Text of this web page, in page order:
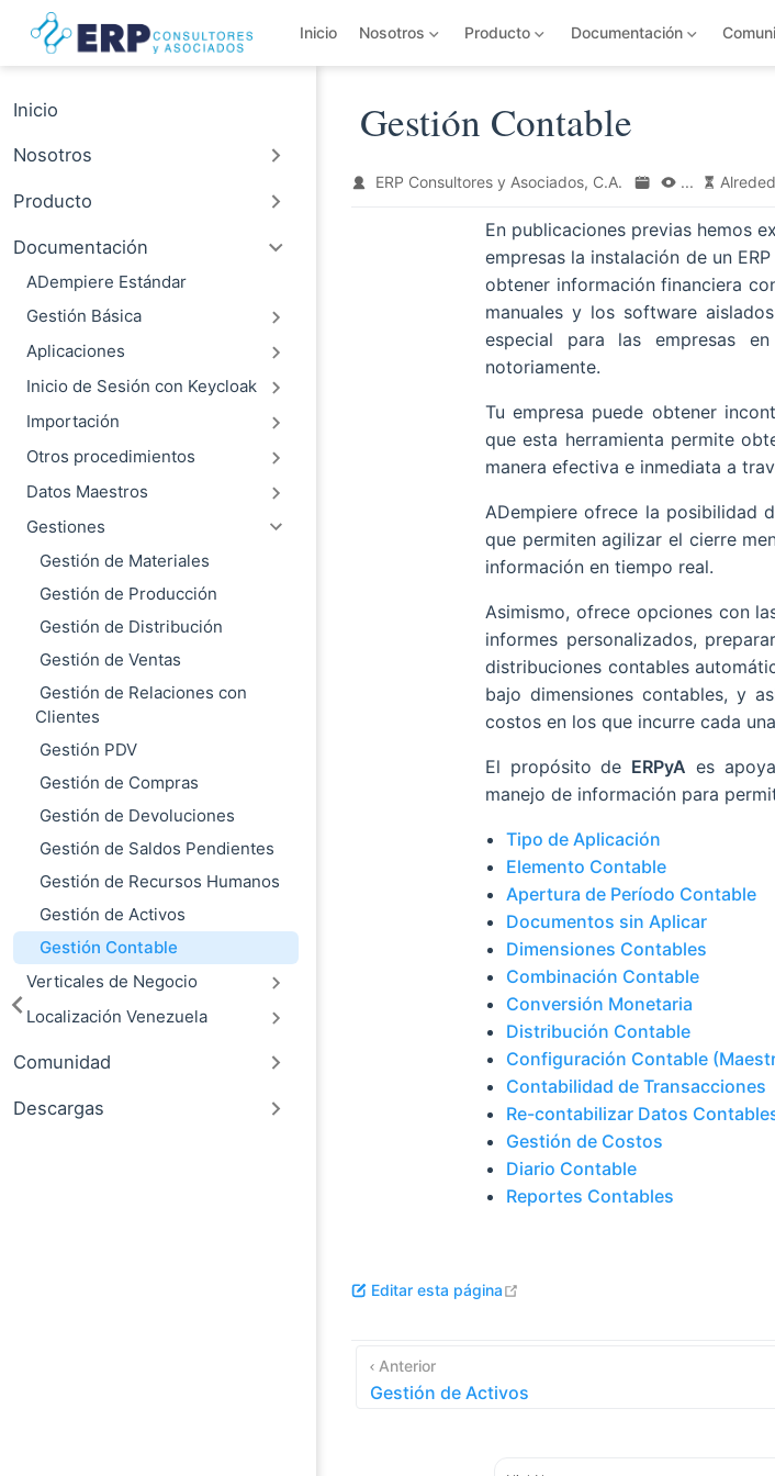
Saltar al contenido principal
Inicio
Nosotros Producto Documentación
Inicio
Nosotros
Producto
Documentación
ADempiere Estándar
Gestión Básica
Aplicaciones
Inicio de Sesión con Keycloak
Importación
Otros procedimientos
Datos Maestros
Gestiones
Gestión de Materiales
Gestión de Producción
Gestión de Distribución
Gestión de Ventas
Gestión de Relaciones con
Clientes
Gestión PDV
Gestión de Compras
Gestión de Devoluciones
Gestión de Saldos Pendientes
Gestión de Recursos Humanos
Gestión de Activos
Gestión Contable
Verticales de Negocio
Localización Venezuela
Comunidad
Descargas
Gestión Contable
ERP Consultores y Asociados, C.A. ...
En publicaciones previas hemos
empresas la instalación de un
obtener información financiera
manuales y los software
especial para las empresas
notoriamente.
Tu empresa puede obtener
que esta herramienta permite
manera efectiva e inmediata a
ADempiere ofrece la posibilidad
que permiten agilizar el cierre
información en tiempo real.
Asimismo, ofrece opciones con
informes personalizados,
distribuciones contables
bajo dimensiones contables, y
costos en los que incurre cada
El propósito de ERPyA es
manejo de información para
Tipo de Aplicación
Elemento Contable
Apertura de Período Contable
Documentos sin Aplicar
Dimensiones Contables
Combinación Contable
Conversión Monetaria
Distribución Contable
Configuración Contable
Contabilidad de Transacciones
Re-contabilizar Datos
Gestión de Costos
Diario Contable
Reportes Contables
Editar esta página
Anterior
Gestión de Activos